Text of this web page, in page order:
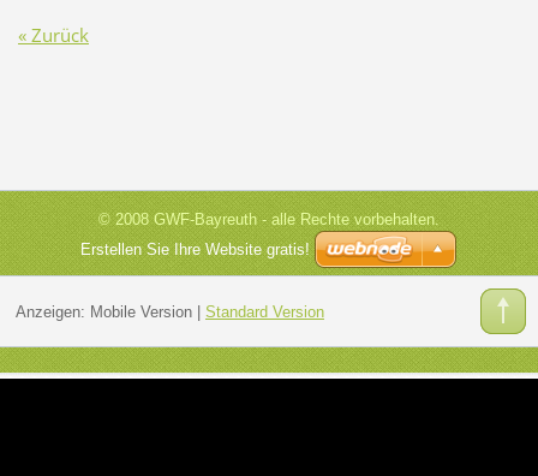
« Zurück
© 2008 GWF-Bayreuth - alle Rechte vorbehalten.
Erstellen Sie Ihre Website gratis!
Anzeigen: Mobile Version| Standard Version